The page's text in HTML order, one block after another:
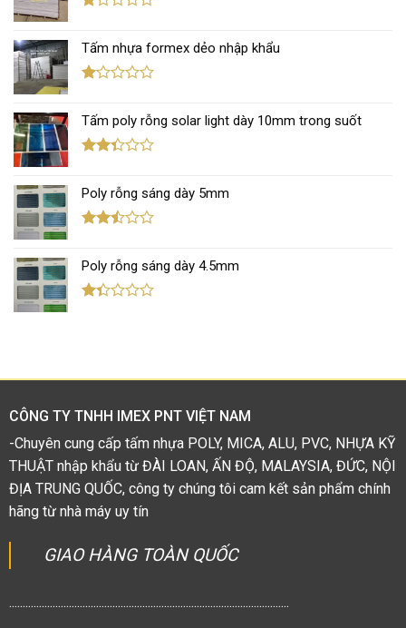
5 sao
hạng
1.12
5
Tấm nhựa formex dẻo nhập khẩu
hạng
1.11
5
Tấm poly rỗng solar light dày 10mm trong suốt
hạng
2.35
5 sao
Poly rỗng sáng dày 5mm
hạng
2.44
5 sao
Poly rỗng sáng dày 4.5mm
sao
CÔNG TY TNHH IMEX PNT VIỆT NAM
-Chuyên cung cấp tấm nhựa POLY, MICA, ALU, PVC, NHỰA KỸ
THUẬT nhập khẩu từ ĐÀI LOAN, ẤN ĐỘ, MALAYSIA, ĐỨC, NỘI
ĐỊA TRUNG QUỐC, công ty chúng tôi cam kết sản phẩm chính
hãng từ nhà máy uy tín
GIAO HÀNG TOÀN QUỐC
.......................................................................................................